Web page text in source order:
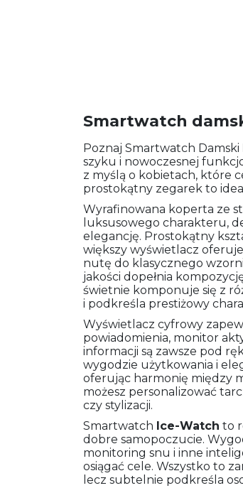
Smartwatch
Poznaj Smartwatch Damski
szyku i nowoczesnej
z myślą o kobietach, które
prostokątny zegarek to
Wyrafinowana koperta ze
luksusowego charakteru,
elegancję. Prostokątny
większy wyświetlacz
nutę do klasycznego
jakości dopełnia
świetnie komponuje się z
i podkreśla prestiżowy
Wyświetlacz cyfrowy
powiadomienia, monitor
informacji są zawsze pod
wygodzie użytkowania i
oferując harmonię między
możesz personalizować
czy stylizacji.
Smartwatch Ice-Watch to
dobre samopoczucie.
monitoring snu i inne
osiągać cele. Wszystko to
lecz subtelnie podkreśla